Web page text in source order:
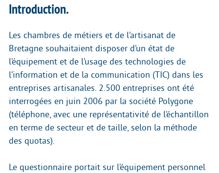
Introduction.
Les chambres de métiers et de l’artisanat de
Bretagne souhaitaient disposer d’un état de
l’équipement et de l’usage des technologies de
l’information et de la communication (TIC) dans les
entreprises artisanales. 2.500 entreprises ont été
interrogées en juin 2006 par la société Polygone
(téléphone, avec une représentativité de l’échantillon
en terme de secteur et de taille, selon la méthode
des quotas).
Le questionnaire portait sur l’équipement personnel